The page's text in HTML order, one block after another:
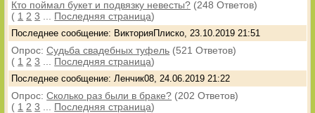
Кто поймал букет и подвязку невесты? (248 Ответов)
( 1 2 3 Последняя страница)
Последнее сообщение: ВикторияПлиско, 23.10.2019 21:51
Опрос:Судьба свадебных туфель (521 Ответов)
( 1 2 3 Последняя страница)
Последнее сообщение: Ленчик08, 24.06.2019 21:22
Опрос:Сколько раз были в браке? (202 Ответов)
( 1 2 3 Последняя страница)